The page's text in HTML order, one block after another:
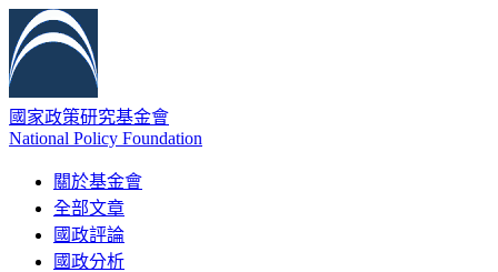
國家政策研究基金會
National Policy Foundation
關於基金會
全部文章
國政評論
國政分析